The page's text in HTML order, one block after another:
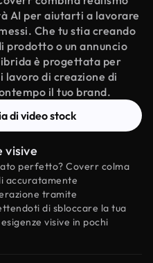
AI per aiutarti a lavorare
Che tu stia creando
prodotto o un annuncio
è progettata per
di creazione di
il tuo brand.
di video stock
visive
perfetto? Coverr colma
accuratamente
tramite
di sbloccare la tua
visive in pochi